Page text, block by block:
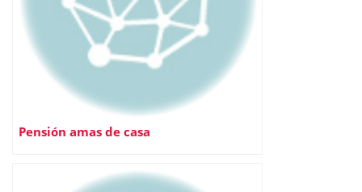
Pensión amas de casa